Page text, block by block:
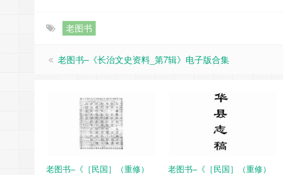
老图书
老图书–《长治文史资料_第7辑》电子版合集
老图书–《［民国］（重修）
老图书–《［民国］（重修）